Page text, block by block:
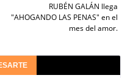
RUBÉN GALÁN llega
"AHOGANDO LAS PENAS" en el
mes del amor.